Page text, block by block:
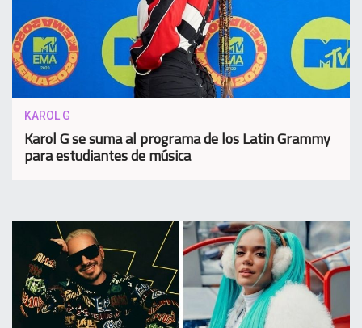
KAROL G
Karol G se suma al programa de los Latin Grammy
para estudiantes de música